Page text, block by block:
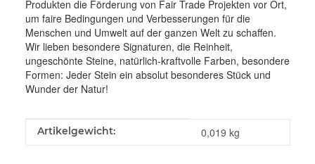
Produkten die Förderung von Fair Trade Projekten vor Ort,
um faire Bedingungen und Verbesserungen für die
Menschen und Umwelt auf der ganzen Welt zu schaffen.
Wir lieben besondere Signaturen, die Reinheit,
ungeschönte Steine, natürlich-kraftvolle Farben, besondere
Formen: Jeder Stein ein absolut besonderes Stück und
Wunder der Natur!
Produkteigenschaft
Wert
Artikelgewicht: 0,019 kg